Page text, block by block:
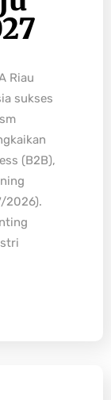
Riau
sukses
(B2B),
2026).